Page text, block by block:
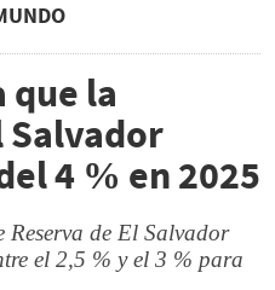
que la
Salvador
4 % en 2025
de El Salvador
el 2,5 % y el 3 % para